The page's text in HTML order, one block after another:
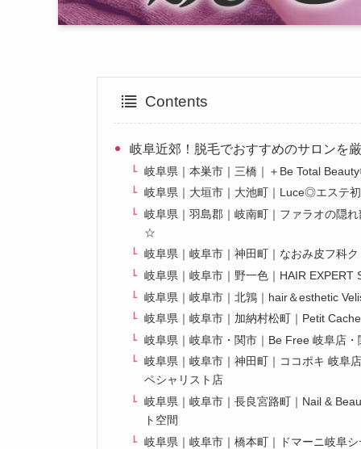
Contents
岐阜近郊！脱毛でおすすめのサロンを
岐阜県｜本巣市｜三橋｜＋Be Total
岐阜県｜大垣市｜大池町｜Luce◎エステ
岐阜県｜羽島郡｜岐南町｜ファラオの隠
☆
岐阜県｜岐阜市｜神田町｜なおみ皮フ科
岐阜県｜岐阜市｜野一色｜HAIR
岐阜県｜岐阜市｜北鶉｜hair＆esthetic
岐阜県｜岐阜市｜加納村松町｜Petit
岐阜県｜岐阜市・関市｜Be Free 岐阜店
岐阜県｜岐阜市｜神田町｜ココポキ 岐阜
ペシャリスト店
岐阜県｜岐阜市｜長良宮路町｜Nail &
ト空間
岐阜県｜岐阜市｜橋本町｜ドマーニ岐阜